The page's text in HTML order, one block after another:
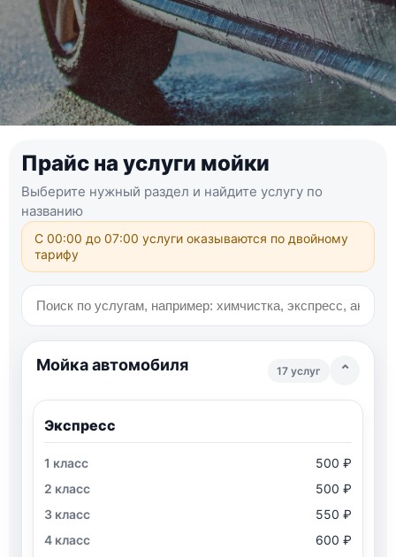
Прайс на услуги мойки
Выберите нужный раздел и найдите услугу по
названию
С 00:00 до 07:00 услуги оказываются по двойному
тарифу
Мойка автомобиля 17 услуг ⌄
Экспресс
500 ₽
500 ₽
550 ₽
600 ₽